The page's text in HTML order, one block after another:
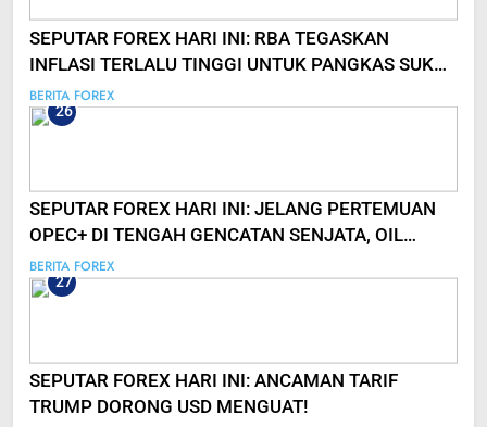
SEPUTAR FOREX HARI INI: RBA TEGASKAN
INFLASI TERLALU TINGGI UNTUK PANGKAS SUKU
BUNGA
BERITA FOREX
26
SEPUTAR FOREX HARI INI: JELANG PERTEMUAN
OPEC+ DI TENGAH GENCATAN SENJATA, OIL
MELEMAH!
BERITA FOREX
27
SEPUTAR FOREX HARI INI: ANCAMAN TARIF
TRUMP DORONG USD MENGUAT!